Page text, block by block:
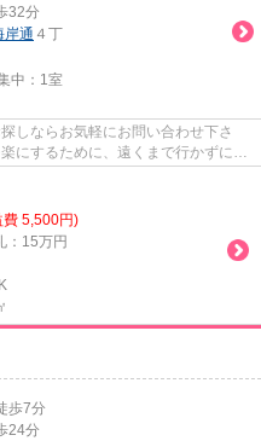
32分
岸通 ４丁
中： 1室
しならお気軽にお問い合わせ下さ
にするために、遠くまで行かずに済
費 5,500円)
：15万円
歩7分
24分